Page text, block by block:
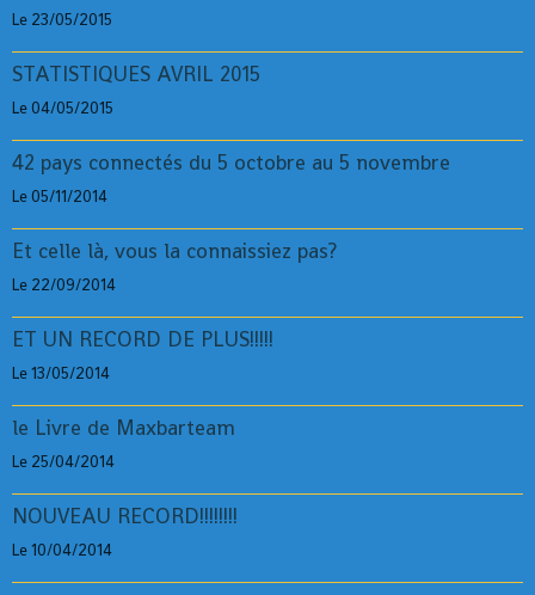
Le 23/05/2015
STATISTIQUES AVRIL 2015
Le 04/05/2015
42 pays connectés du 5 octobre au 5 novembre
Le 05/11/2014
Et celle là, vous la connaissiez pas?
Le 22/09/2014
ET UN RECORD DE PLUS!!!!!
Le 13/05/2014
le Livre de Maxbarteam
Le 25/04/2014
NOUVEAU RECORD!!!!!!!!
Le 10/04/2014